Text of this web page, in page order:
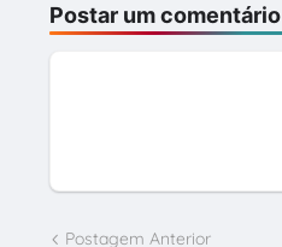
Postar um comentário
Postagem Anterior